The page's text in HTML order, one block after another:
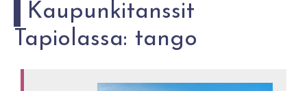
Kaupunkitanssit
Tapiolassa: tango